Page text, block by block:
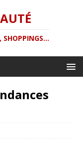
SHOPPINGS...